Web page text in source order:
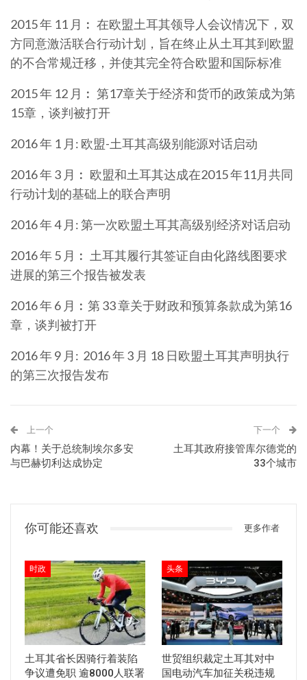
2015 年 11 月︰ 在欧盟土耳其领导人会议情况下，双
方同意激活联合行动计划，旨在终止从土耳其到欧盟
的不合常规迁移，并使其完全符合欧盟和国际标准
2015 年 12 月︰ 第17章关于经济和货币的政策成为第
15章，谈判被打开
2016 年 1 月: 欧盟-土耳其高级别能源对话启动
2016 年 3 月︰ 欧盟和土耳其达成在2015 年11月共同
行动计划的基础上的联合声明
2016 年 4 月: 第一次欧盟土耳其高级别经济对话启动
2016 年 5 月︰ 土耳其履行其签证自由化路线图要求
进展的第三个报告被发表
2016 年 6 月︰第 33 章关于财政和预算条款成为第16
章，谈判被打开
2016 年 9 月: 2016 年 3 月 18 日欧盟土耳其声明执行
的第三次报告发布
上一个
内幕！关于总统制埃尔多安
与巴赫切利达成协定
下一个
土耳其政府接管库尔德党的
33个城市
你可能还喜欢 更多作者
时政
土耳其省长因骑行着装陷
争议遭免职 逾8000人联署
头条
世贸组织裁定土耳其对中
国电动汽车加征关税违规